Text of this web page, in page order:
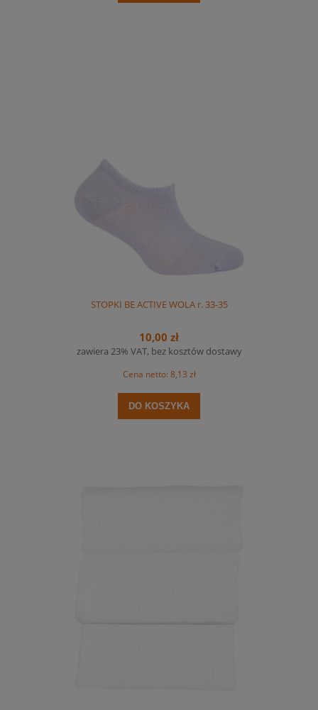
STOPKI BE ACTIVE WOLA r. 33-35
10,00 zł
zawiera 23% VAT, bez kosztów dostawy
Cena netto: 8,13 zł
DO KOSZYKA